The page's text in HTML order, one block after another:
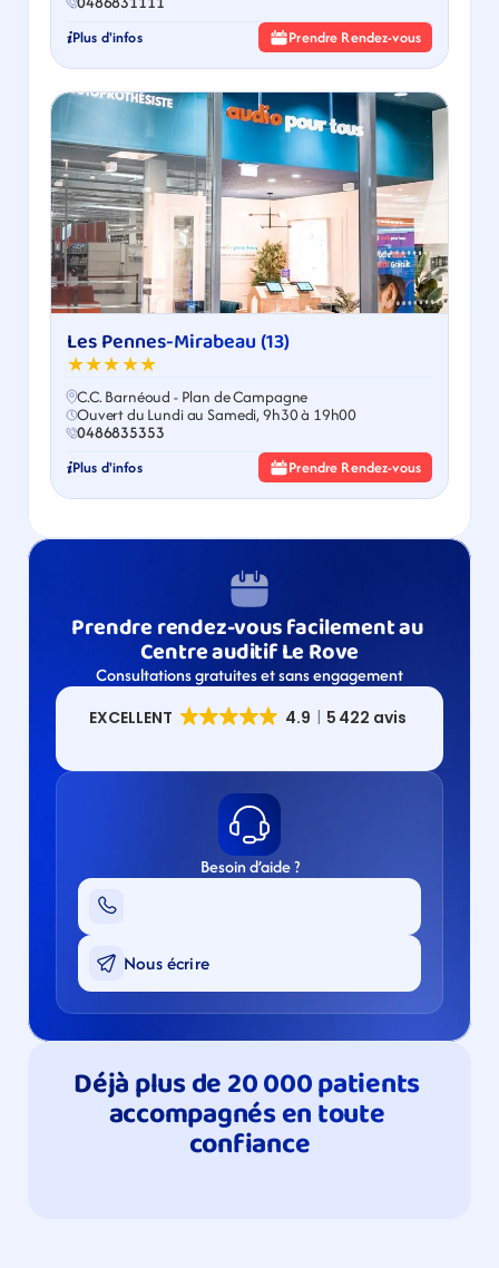
Plus d'infos Prendre Rendez-vous
Les Pennes-Mirabeau (13)
★★★★★
C.C. Barnéoud - Plan de Campagne
Ouvert du Lundi au Samedi, 9h30 à 19h00
0486835353
Plus d'infos Prendre Rendez-vous
Prendre rendez-vous facilement au
Centre auditif Le Rove
Consultations gratuites et sans engagement
Besoin d’aide ?
Nous écrire
Déjà plus de 20 000 patients
accompagnés en toute
confiance